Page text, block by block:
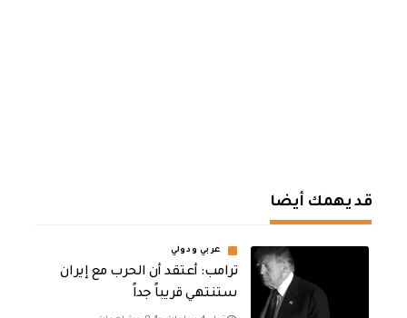
قد يهمك أيضا
عربي ودولي
‏ترامب: أعتقد أن الحرب مع إيران
ستنتهي قريباً جداً